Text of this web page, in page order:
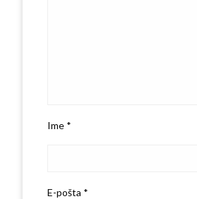
Ime *
E-pošta *